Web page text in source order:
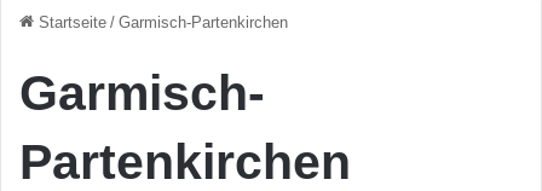
Startseite / Garmisch-Partenkirchen
Garmisch-
Partenkirchen